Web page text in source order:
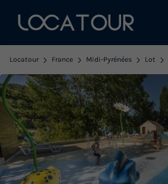
Locatour France Midi-Pyrénées Lot